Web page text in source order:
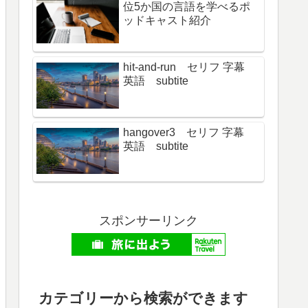
位5か国の言語を学べるポ
ッドキャスト紹介
hit-and-run セリフ 字幕
英語 subtite
hangover3 セリフ 字幕
英語 subtite
スポンサーリンク
カテゴリーから検索ができます